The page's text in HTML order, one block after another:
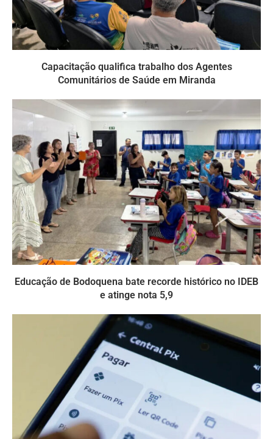
Capacitação qualifica trabalho dos Agentes
Comunitários de Saúde em Miranda
Educação de Bodoquena bate recorde histórico no IDEB
e atinge nota 5,9